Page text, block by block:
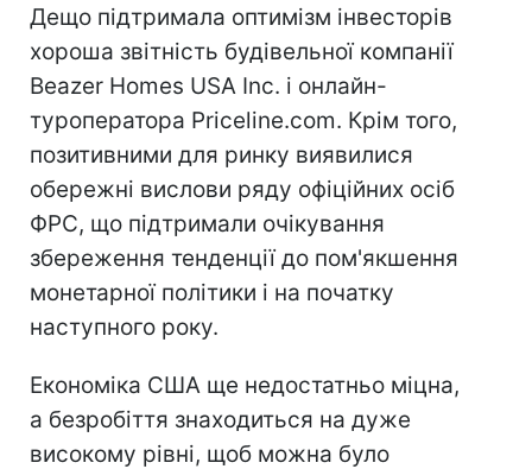
Дещо підтримала оптимізм інвесторів
хороша звітність будівельної компанії
Beazer Homes USA Inc. і онлайн-
туроператора Priceline.com. Крім того,
позитивними для ринку виявилися
обережні вислови ряду офіційних осіб
ФРС, що підтримали очікування
збереження тенденції до пом'якшення
монетарної політики і на початку
наступного року.
Економіка США ще недостатньо міцна,
а безробіття знаходиться на дуже
високому рівні, щоб можна було